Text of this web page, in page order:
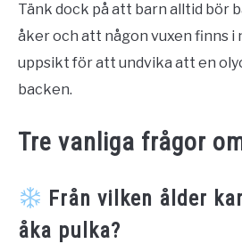
Tänk dock på att barn alltid bör
åker och att någon vuxen finns
uppsikt för att undvika att en
backen.
Tre vanliga frågor
Från vilken ålder
åka pulka?